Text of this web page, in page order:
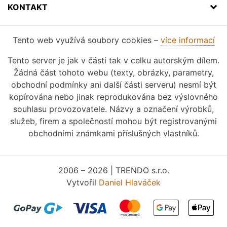
KONTAKT
Tento web využívá soubory cookies – více informací
Tento server je jak v části tak v celku autorským dílem.
Žádná část tohoto webu (texty, obrázky, parametry,
obchodní podmínky ani další části serveru) nesmí být
kopírována nebo jinak reprodukována bez výslovného
souhlasu provozovatele. Názvy a označení výrobků,
služeb, firem a společností mohou být registrovanými
obchodními známkami příslušných vlastníků.
2006 – 2026 | TRENDO s.r.o.
Vytvořil Daniel Hlaváček